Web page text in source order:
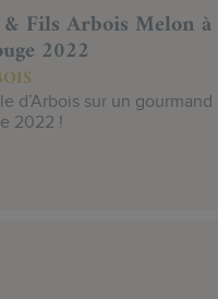
Fils Arbois Melon à
2022
d’Arbois sur un gourmand
2022 !